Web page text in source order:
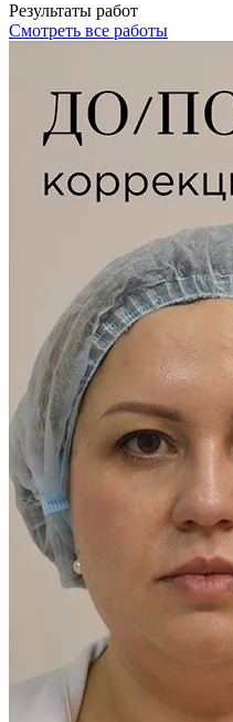
Результаты работ
Смотреть все работы